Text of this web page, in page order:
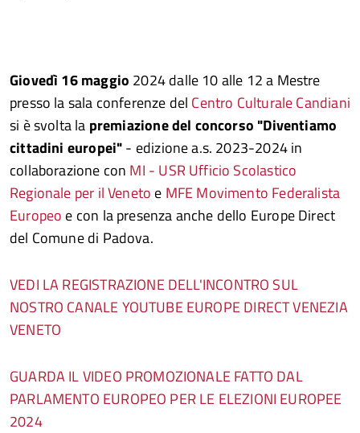
Giovedì 16 maggio 2024 dalle 10 alle 12 a Mestre
presso la sala conferenze del Centro Culturale Candiani
si è svolta la premiazione del concorso "Diventiamo
cittadini europei"- edizione a.s. 2023-2024 in
collaborazione con MI - USR Ufficio Scolastico
Regionale per il Veneto e MFE Movimento Federalista
Europeo e con la presenza anche dello Europe Direct
del Comune di Padova.
VEDI LA REGISTRAZIONE DELL'INCONTRO SUL
NOSTRO CANALE YOUTUBE EUROPE DIRECT VENEZIA
VENETO
GUARDA IL VIDEO PROMOZIONALE FATTO DAL
PARLAMENTO EUROPEO PER LE ELEZIONI EUROPEE
2024